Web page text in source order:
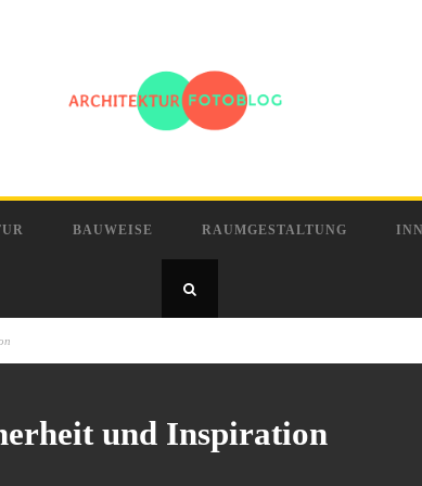
BAUWEISE RAUMGESTALTUNG
und Inspiration